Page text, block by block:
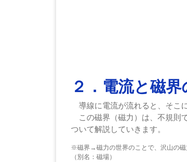
２．電流と磁
導線に電流が流れると、そこ
この磁界（磁力）は、不規則
ついて解説していきます。
※磁界→磁力の世界のことで、沢山の磁
（別名：磁場）